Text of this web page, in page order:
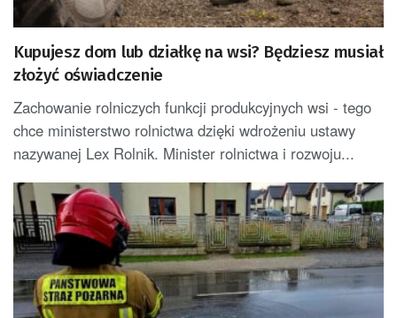
Kupujesz dom lub działkę na wsi? Będziesz musiał
złożyć oświadczenie
Zachowanie rolniczych funkcji produkcyjnych wsi - tego
chce ministerstwo rolnictwa dzięki wdrożeniu ustawy
nazywanej Lex Rolnik. Minister rolnictwa i rozwoju...